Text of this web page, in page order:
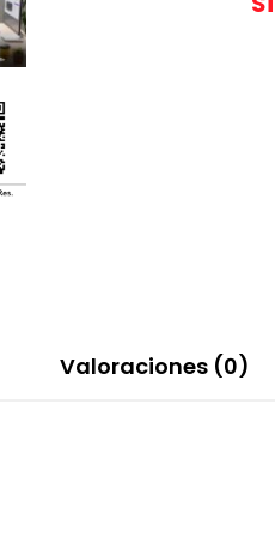
Valoraciones (0)